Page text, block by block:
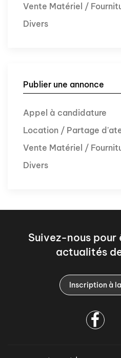
Vente Matériel /
Divers
Publier une annonce
Appel à candidature
Location / Partage
Vente Matériel /
Divers
Suivez-nous pour
actualités
Inscription à